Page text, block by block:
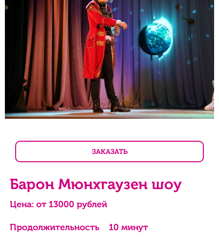
ЗАКАЗАТЬ
Барон Мюнхгаузен шоу
Цена: от 13000 рублей
Продолжительность 10 минут